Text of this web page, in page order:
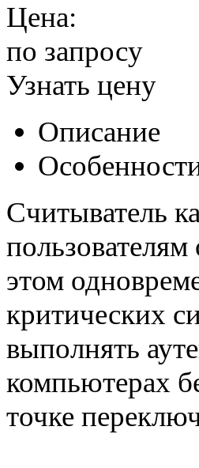
Цена:
по запросу
Узнать цену
Описание
Считыватель
этом
критических
выполнять
компьютерах
точке